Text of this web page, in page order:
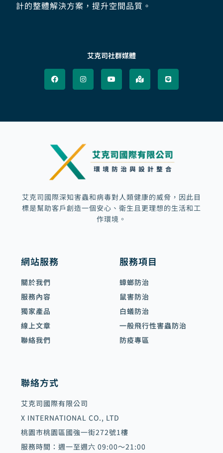
計的整體解決方案，提升空間品質。
艾克司社群媒體
a
c
e
b
n
s
t
a
m
o
u
u
a
p
-
m
e
l
t
i
n
e
艾克司國際深知害蟲和病毒對人類健康的威脅，因此目
標是幫助客戶創造一個安心、衛生且更理想的生活和工
作環境。
網站服務
關於我們
服務內容
獨家產品
線上文章
聯絡我們
服務項目
蟑螂防治
鼠害防治
白蟻防治
一般飛行性害蟲防治
防疫專區
聯絡方式
艾克司國際有限公司
X INTERNATIONAL CO., LTD
桃園市桃園區國強一街272號1樓
服務時間：週一至週六 09:00～21:00